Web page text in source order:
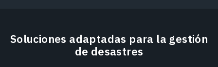
Soluciones adaptadas para la gestión
de desastres